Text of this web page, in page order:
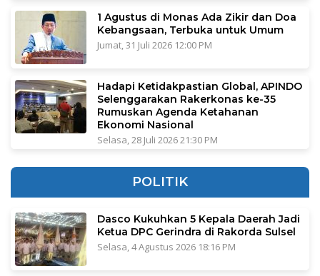
1 Agustus di Monas Ada Zikir dan Doa
Kebangsaan, Terbuka untuk Umum
Jumat, 31 Juli 2026 12:00 PM
Hadapi Ketidakpastian Global, APINDO
Selenggarakan Rakerkonas ke-35
Rumuskan Agenda Ketahanan
Ekonomi Nasional
Selasa, 28 Juli 2026 21:30 PM
POLITIK
Dasco Kukuhkan 5 Kepala Daerah Jadi
Ketua DPC Gerindra di Rakorda Sulsel
Selasa, 4 Agustus 2026 18:16 PM